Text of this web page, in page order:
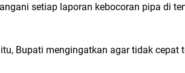
setiap laporan kebocoran pipa di
Bupati mengingatkan agar tidak cepat